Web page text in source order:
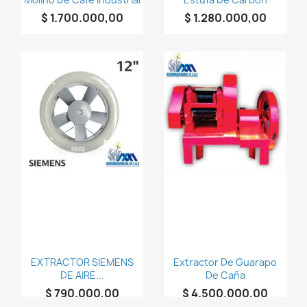
$ 1.700.000,00
AGROMAQUINARIA
SG S.A.S
$ 1.280.000,00
AGROMAQUINARIA
SG S.A.S
EXTRACTOR SIEMENS
DE AIRE...
$ 790.000,00
favorite_border
Extractor De Guarapo
De Caña
$ 4.500.000,00
favorite_border